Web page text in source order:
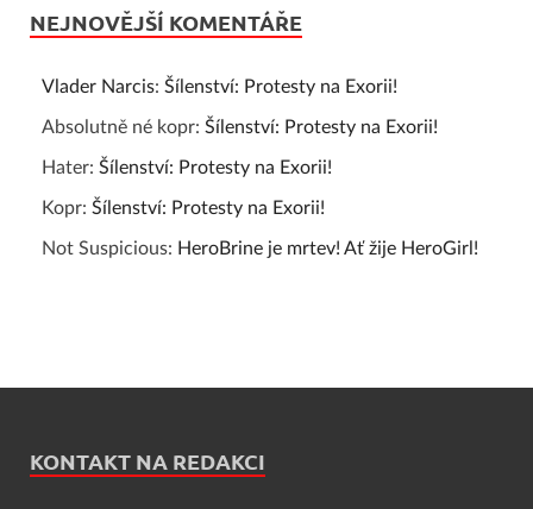
NEJNOVĚJŠÍ KOMENTÁŘE
Vlader Narcis: Šílenství: Protesty na Exorii!
Absolutně né kopr: Šílenství: Protesty na Exorii!
Hater: Šílenství: Protesty na Exorii!
Kopr: Šílenství: Protesty na Exorii!
Not Suspicious: HeroBrine je mrtev! Ať žije HeroGirl!
KONTAKT NA REDAKCI